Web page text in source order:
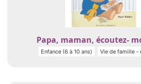
Papa, maman, écoutez-
Enfance (6 à 10 ans) Vie de famille -